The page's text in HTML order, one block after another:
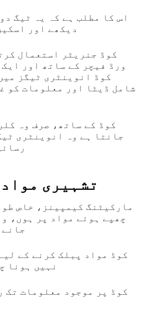
اس کا مطلب ہے کہ یہ ٹیگ
دیکھے اور
ورڈ فیچر کے ساتھ اور ایک
شامل ڈیٹا اور معلومات کو
جانتا ہے وہ انوینٹری
تشہیری
مارکیٹنگ کیمپینز، خاص
چھپے ہوئے مواد پر ہوں،
نہیں ہونا